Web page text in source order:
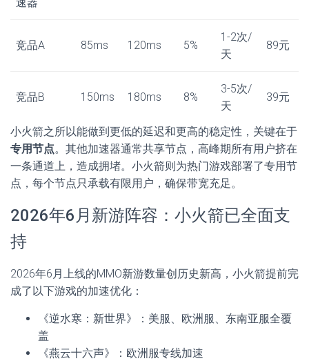
速器
竞品A 85ms 120ms 5%
1-2次/
天
89元
竞品B 150ms 180ms 8%
3-5次/
天
39元
小火箭之所以能做到更低的延迟和更高的稳定性，关键在于
专用节点。其他加速器通常共享节点，高峰期所有用户挤在
一条通道上，造成拥堵。小火箭则为热门游戏部署了专用节
点，每个节点只承载有限用户，确保带宽充足。
2026年6月新游阵容：小火箭已全面支
持
2026年6月上线的MMO新游数量创历史新高，小火箭提前完
成了以下游戏的加速优化：
《逆水寒：新世界》：美服、欧洲服、东南亚服全覆
盖
《燕云十六声》：欧洲服专线加速